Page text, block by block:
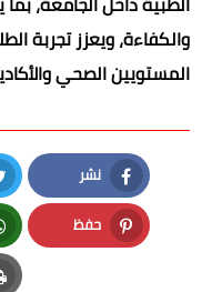
والكفاءة، ويعزز تجربة
المستويين الصحي
نشر
Facebook
حفظ
Pinterest